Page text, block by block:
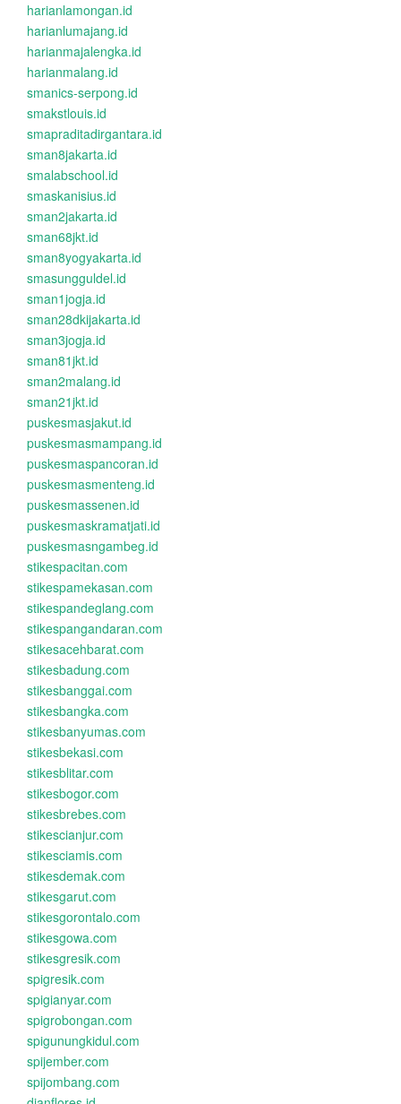
harianlamongan.id
harianlumajang.id
harianmajalengka.id
harianmalang.id
smanics-serpong.id
smakstlouis.id
smapraditadirgantara.id
sman8jakarta.id
smalabschool.id
smaskanisius.id
sman2jakarta.id
sman68jkt.id
sman8yogyakarta.id
smasungguldel.id
sman1jogja.id
sman28dkijakarta.id
sman3jogja.id
sman81jkt.id
sman2malang.id
sman21jkt.id
puskesmasjakut.id
puskesmasmampang.id
puskesmaspancoran.id
puskesmasmenteng.id
puskesmassenen.id
puskesmaskramatjati.id
puskesmasngambeg.id
stikespacitan.com
stikespamekasan.com
stikespandeglang.com
stikespangandaran.com
stikesacehbarat.com
stikesbadung.com
stikesbanggai.com
stikesbangka.com
stikesbanyumas.com
stikesbekasi.com
stikesblitar.com
stikesbogor.com
stikesbrebes.com
stikescianjur.com
stikesciamis.com
stikesdemak.com
stikesgarut.com
stikesgorontalo.com
stikesgowa.com
stikesgresik.com
spigresik.com
spigianyar.com
spigrobongan.com
spigunungkidul.com
spijember.com
spijombang.com